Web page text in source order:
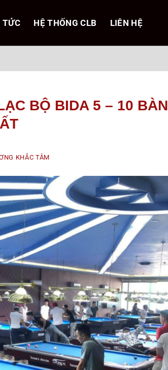
TỨC HỆ THỐNG CLB LIÊN HỆ
BỘ BIDA 5 – 10 BÀN
KHẮC TÂM